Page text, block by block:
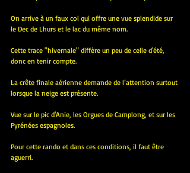
On arrive à un faux col qui offre une vue splendide sur
le Dec de Lhurs et le lac du même nom.
Cette trace "hivernale" diffère un peu de celle d'été,
donc en tenir compte.
La crête finale aérienne demande de l’attention surtout
lorsque la neige est présente.
Vue sur le pic d'Anie, les Orgues de Camplong, et sur les
Pyrénées espagnoles.
Pour cette rando et dans ces conditions, il faut être
aguerri.